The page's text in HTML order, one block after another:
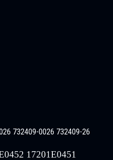
732409-0026 732409-26
17201E0451